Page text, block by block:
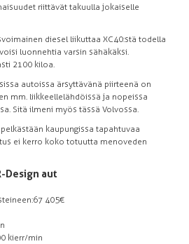
riittävät takuulla jokaiselle
diesel liikuttaa XC40:stä todella
luonnehtia varsin sähäkäksi.
2100 kiloa.
autoissa ärsyttävänä piirteenä on
mm. liikkeellelähdöissä ja nopeissa
Sitä ilmeni myös tässä Volvossa.
kaupungissa tapahtuvaa
ei kerro koko totuutta menoveden
Design aut
67 405€
kierr/min